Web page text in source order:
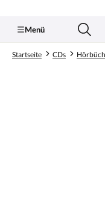
Menü
Startseite CDs